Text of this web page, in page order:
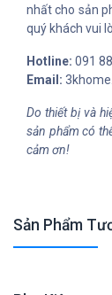
nhất cho sản
quý khách vui
Hotline: 091
Email:
Do thiết bị và
sản phẩm có
cảm ơn!
Sản Phẩm